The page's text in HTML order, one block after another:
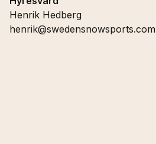
Henrik Hedberg
henrik@swedensnowsports.com